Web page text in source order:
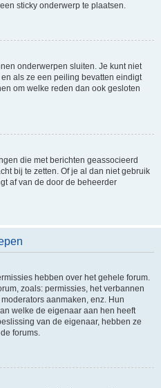
sticky onderwerp te plaatsen.
onderwerpen sluiten. Je kunt niet
als ze een peiling bevatten eindigt
om welke reden dan ook gesloten
die met berichten geassocieerd
bij te zetten. Of je al dan niet gebruik
af van de door de beheerder
hebben over het gehele forum.
zoals: permissies, het verbannen
aanmaken, enz. Hun
welke de eigenaar aan hen heeft
van de eigenaar, hebben ze
forums.